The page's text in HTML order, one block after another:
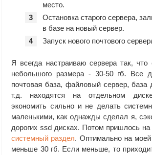
место.
Остановка старого сервера,
в базе на новый сервер.
Запуск нового почтового
Я всегда настраиваю сервера так, что
небольшого размера - 30-50 гб. Все
почтовая база, файловый сервер, база
т.д. находятся на отдельном
экономить сильно и не делать
маленькими, как однажды сделал я,
дорогих ssd дисках. Потом пришлось на
системный раздел. Оптимально на моей
меньше 30 гб. Если меньше, то